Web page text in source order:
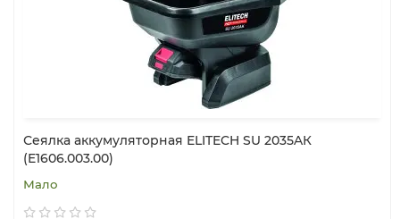
Сеялка аккумуляторная ELITECH SU 2035AК
(E1606.003.00)
Мало